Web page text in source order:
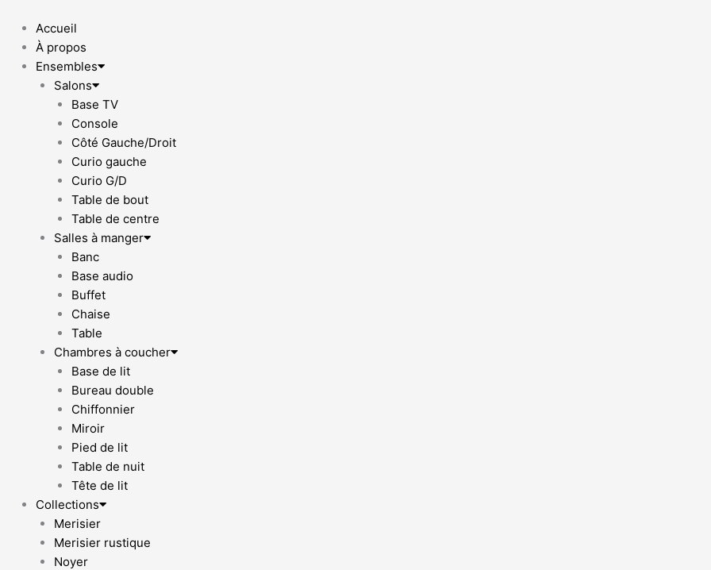
contenu
Accueil
À propos
Ensembles
Salons
Base TV
Console
Côté Gauche/Droit
Curio gauche
Curio G/D
Table de bout
Table de centre
Salles à manger
Banc
Base audio
Buffet
Chaise
Table
Chambres à coucher
Base de lit
Bureau double
Chiffonnier
Miroir
Pied de lit
Table de nuit
Tête de lit
Collections
Merisier
Merisier rustique
Noyer